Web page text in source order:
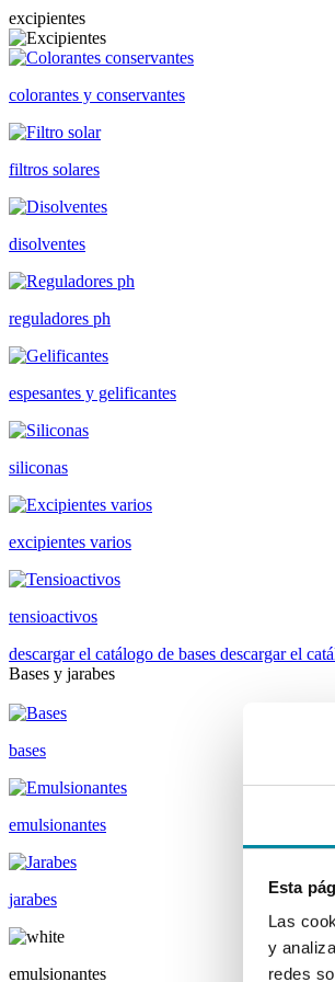
Esta
Las
y
redes
excipientes
colorantes y conservantes
filtros solares
disolventes
reguladores ph
espesantes y gelificantes
siliconas
excipientes varios
tensioactivos
descargar el catálogo de bases descargar el
Bases y jarabes
bases
emulsionantes
jarabes
emulsionantes